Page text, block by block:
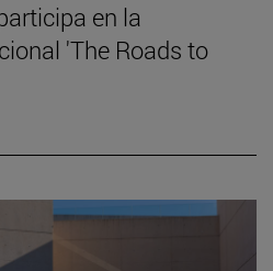
en la
'The Roads to